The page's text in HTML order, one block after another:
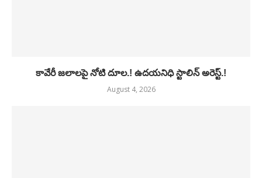
కావేరీ జలాలపై నోటి దూల.! ఉదయనిధి స్టాలిన్ అరెస్ట్.!
August 4, 2026